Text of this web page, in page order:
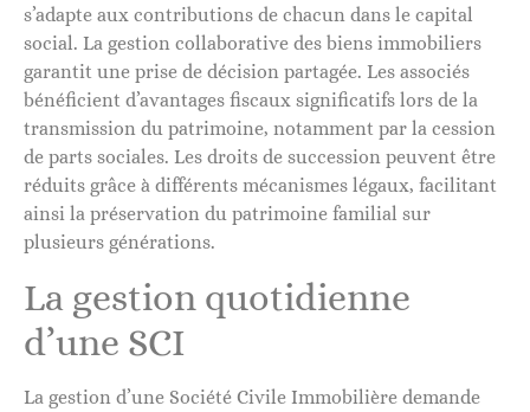
s’adapte aux contributions de chacun dans le capital
social. La gestion collaborative des biens immobiliers
garantit une prise de décision partagée. Les associés
bénéficient d’avantages fiscaux significatifs lors de la
transmission du patrimoine, notamment par la cession
de parts sociales. Les droits de succession peuvent être
réduits grâce à différents mécanismes légaux, facilitant
ainsi la préservation du patrimoine familial sur
plusieurs générations.
La gestion quotidienne
d’une SCI
La gestion d’une Société Civile Immobilière demande